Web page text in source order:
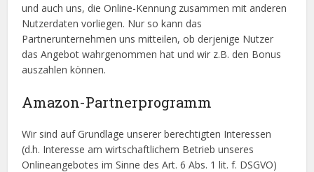
und auch uns, die Online-Kennung zusammen mit anderen
Nutzerdaten vorliegen. Nur so kann das
Partnerunternehmen uns mitteilen, ob derjenige Nutzer
das Angebot wahrgenommen hat und wir z.B. den Bonus
auszahlen können.
Amazon-Partnerprogramm
Wir sind auf Grundlage unserer berechtigten Interessen
(d.h. Interesse am wirtschaftlichem Betrieb unseres
Onlineangebotes im Sinne des Art. 6 Abs. 1 lit. f. DSGVO)